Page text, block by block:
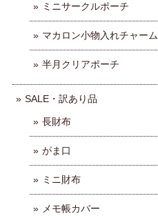
ミニサークルポーチ
マカロン小物入れチャーム
半月クリアポーチ
SALE・訳あり品
長財布
がま口
ミニ財布
メモ帳カバー